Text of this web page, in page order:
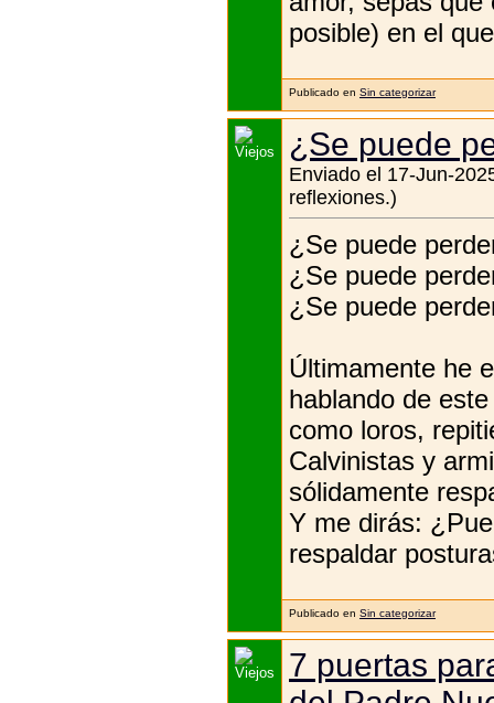
posible) en el
Publicado en Sin categorizar
¿Se puede
Enviado el 17-Jun-
reflexiones.)
¿Se puede
¿Se puede
¿Se puede
Últimamente he
hablando de
como loros,
Calvinistas y
sólidamente
Y me dirás:
respaldar
Publicado en Sin categorizar
7 puertas